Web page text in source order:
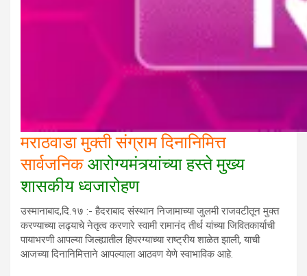
मराठवाडा मुक्ती संग्राम दिनानिमित्त
सार्वजनिक आरोग्यमंत्र्यांच्या हस्ते मुख्य
शासकीय ध्वजारोहण
उस्मानाबाद,दि.१७ :- हैदराबाद संस्थान निजामाच्या जुलमी राजवटीतून मुक्त
करण्याच्या लढ्याचे नेतृत्व करणारे स्वामी रामानंद तीर्थ यांच्या जिवितकार्याची
पायाभरणी आपल्या जिल्ह्यातील हिपरग्याच्या राष्ट्रीय शाळेत झाली, याची
आजच्या दिनानिमित्ताने आपल्याला आठवण येणे स्वाभाविक आहे.